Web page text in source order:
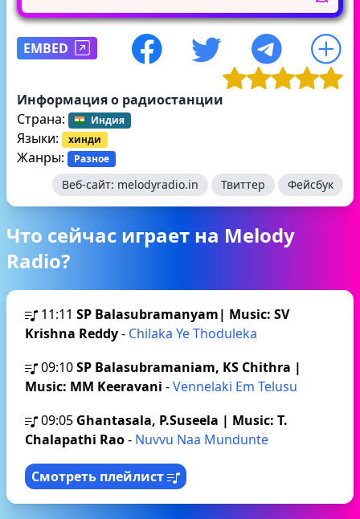
EMBED
Информация о радиостанции
Страна:
Индия
Языки: хинди
Жанры: Разное
Веб-сайт: melodyradio.in Твиттер Фейсбук
Что сейчас играет на Melody
Radio?
11:11 SP Balasubramanyam| Music: SV
Krishna Reddy- Chilaka Ye Thoduleka
09:10SP Balasubramaniam, KS Chithra |
Music: MM Keeravani -Vennelaki Em Telusu
09:05 Ghantasala, P.Suseela | Music: T.
Chalapathi Rao- Nuvvu Naa Mundunte
Смотреть плейлист